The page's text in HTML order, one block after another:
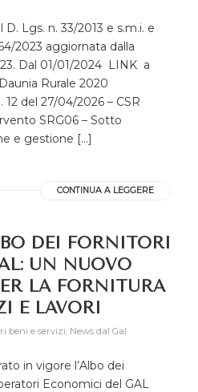
Lgs. n. 33/2013 e s.m.i. e
2023 aggiornata dalla
Dal 01/01/2024 LINK a
Rurale 2020
del 27/04/2026 – CSR
SRG06 – Sotto
e gestione […]
CONTINUA A LEGGERE
DEI FORNITORI
UN NUOVO
LA FORNITURA
E LAVORI
beni e servizi News dal Gal
in vigore l’Albo dei
Economici del GAL